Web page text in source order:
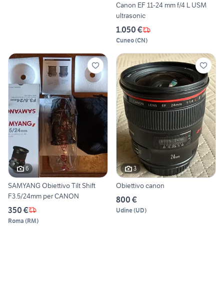
Canon EF 11-24 mm f/4 L USM
ultrasonic
1.050 €
Cuneo(CN)
6
SAMYANG Obiettivo Tilt Shift
F3.5/24mm per CANON
350 €
Roma (RM)
3
Obiettivo canon
800 €
Udine(UD)